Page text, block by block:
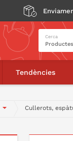
Cerca
Tendències
Cullerots,